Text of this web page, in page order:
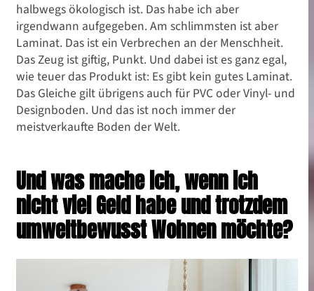
halbwegs ökologisch ist. Das habe ich aber
irgendwann aufgegeben. Am schlimmsten ist aber
Laminat. Das ist ein Verbrechen an der Menschheit.
Das Zeug ist giftig, Punkt. Und dabei ist es ganz egal,
wie teuer das Produkt ist: Es gibt kein gutes Laminat.
Das Gleiche gilt übrigens auch für PVC oder Vinyl- und
Designboden. Und das ist noch immer der
meistverkaufte Boden der Welt.
Und was mache ich, wenn ich
nicht viel Geld habe und trotzdem
umweltbewusst Wohnen möchte?